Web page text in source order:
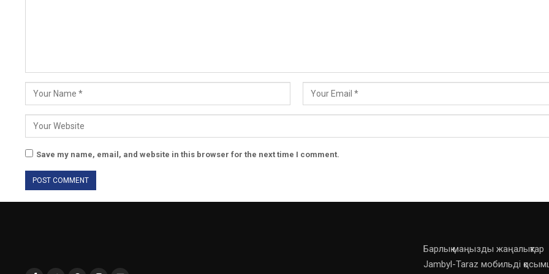
Save my name, email, and website in this browser for the next time I comment.
Барлық маңызды жаңалықтар
Jambyl-Taraz мобильді